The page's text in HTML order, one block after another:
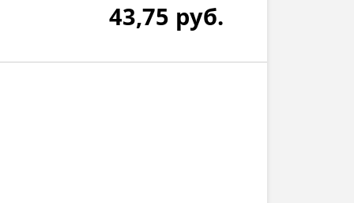
43,75 руб.